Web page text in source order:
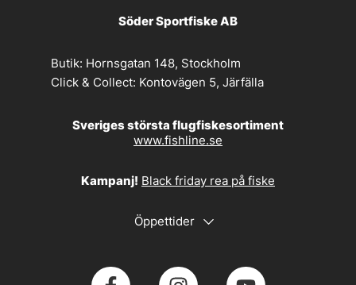
Söder Sportfiske AB
Butik: Hornsgatan 148, Stockholm
Click & Collect: Kontovägen 5, Järfälla
Sveriges största flugfiskesortiment
www.fishline.se
Kampanj! Black friday rea på fiske
Öppettider